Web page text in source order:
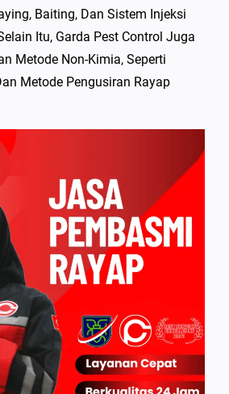
Baiting, Dan Sistem Injeksi
Itu, Garda Pest Control Juga
Metode Non-Kimia, Seperti
Metode Pengusiran Rayap